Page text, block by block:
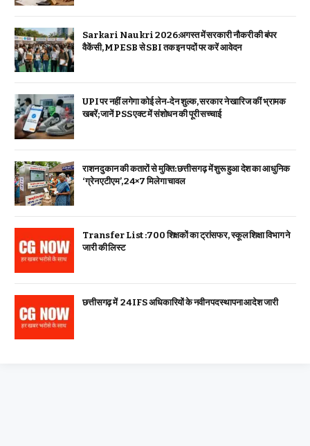
Sarkari Naukri 2026:अगस्त में सरकारी नौकरी की बंपर
वैकेंसी, MPESB से SBI तक इन पदों पर करें आवेदन
UPI पर नहीं लगेगा कोई लेन-देन शुल्क, सरकार ने खारिज कीं भ्रामक
खबरें; जानें PSS एक्ट में संशोधन की पूरी सच्चाई
राशन दुकान की कतारों से मुक्ति: छत्तीसगढ़ में शुरू हुआ देश का आधुनिक
‘ग्रेन एटीएम’, 24×7 मिलेगा चावल
Transfer List :700 शिक्षकों का ट्रांसफर, स्कूल शिक्षा विभाग ने
जारी की लिस्ट
छत्तीसगढ़ में 24 IFS अधिकारियों के नवीन पदस्थापना आदेश जारी